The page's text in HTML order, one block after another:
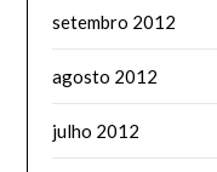
setembro 2012
agosto 2012
julho 2012